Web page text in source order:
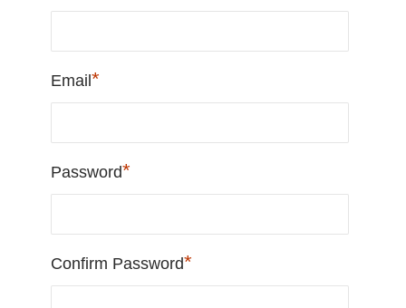
Email *
Password*
Confirm Password*